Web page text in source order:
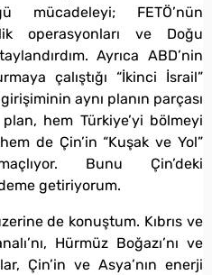
mücadeleyi; FETÖ’nün
operasyonları ve Doğu
Ayrıca ABD’nin
çalıştığı “İkinci İsrail”
aynı planın parçası
hem Türkiye’yi bölmeyi
de Çin’in “Kuşak ve Yol”
Bunu Çin’deki
getiriyorum.
de konuştum. Kıbrıs ve
Hürmüz Boğazı’nı ve
Çin’in ve Asya’nın enerji